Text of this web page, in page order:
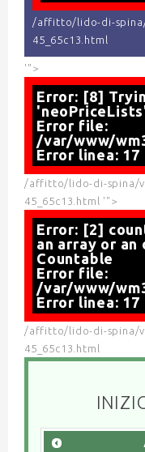
/affitto/lido-di-
45_65c13.html
'">
Error: [8]
Error file:
/var/www/
Error linea: 17
/affitto/lido-di-spina/
45_65c13.html '">
Error: [2]
an array or
Countable
Error file:
/var/www/
Error linea: 17
/affitto/lido-di-spina/
45_65c13.html